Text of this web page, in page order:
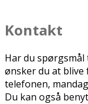
Kontakt
Har du
ønsker du at blive
telefonen,
Du kan også